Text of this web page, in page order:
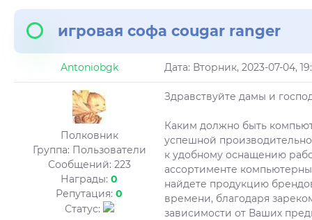
игровая софа cougar ranger
Antoniobgk Дата: Вторник, 2023-07-04,
Полковник
Группа: Пользователи
Сообщений: 223
Награды: 0
Репутация: 0
Статус:
Здравствуйте дамы и
Каким должно быть
успешной
к удобному оснащению
ассортименте
найдете продукцию
времени, благодаря
зависимости от Ваших